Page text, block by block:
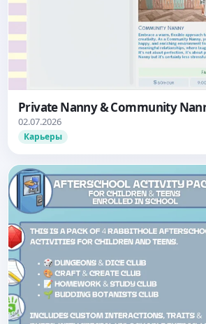
Private Nanny & Community
02.07.2026
Карьеры